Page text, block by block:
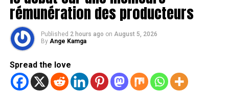
rémunération des producteurs
Published 2 hours ago on August 5, 2026
By Ange Kamga
Spread the love